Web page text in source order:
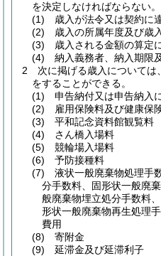
を決定しなければならない。
(1)
歳入が法令又は契約に
(2)
歳入の所属年度及び歳
(3)
歳入される金額の算定
(4)
納入義務者、納入期限
2
次に掲げる歳入について
をすることができる。
(1)
申告納付又は申告納入
(2)
雇用保険料及び健康保
(3)
平和記念資料館観覧料
(4)
さん橋入場料
(5)
競輪場入場料
(6)
予防接種料
(7)
液状一般廃棄物処理手
分手数料、固形状一般廃
般廃棄物埋立処分手数料
形状一般廃棄物再生処理
費用
(8)
寄附金
(9)
延滞金及び延滞利子